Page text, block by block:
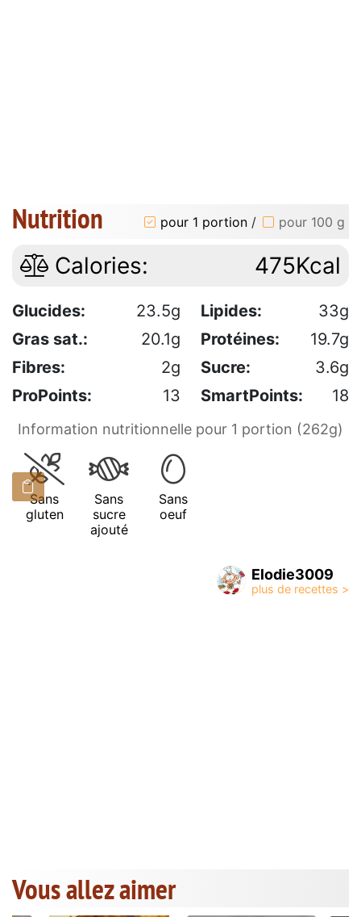
Nutrition pour 1 portion / pour 100 g
Calories: 475Kcal
Glucides: 23.5g Lipides:
33g
Gras sat.:
20.1g Protéines:
19.7g
Fibres:
2g Sucre:
3.6g
ProPoints:
13 SmartPoints: 18
Information nutritionnelle pour 1 portion (262g)
Sans
gluten
Sans
sucre
ajouté
Sans
oeuf
Elodie3009
Vous allez aimer